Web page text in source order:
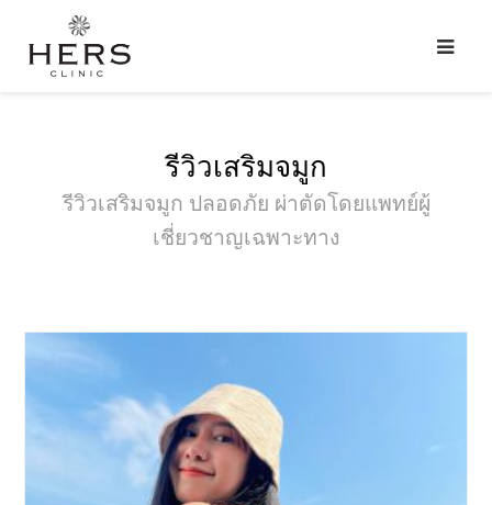
รีวิวเสริมจมูก
รีวิวเสริมจมูก ปลอดภัย ผ่าตัดโดยแพทย์ผู้
เชี่ยวชาญเฉพาะทาง